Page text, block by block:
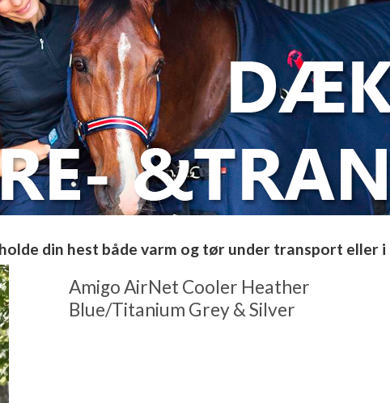
din hest både varm og tør under transport eller i
Amigo AirNet Cooler Heather
Blue/Titanium Grey & Silver